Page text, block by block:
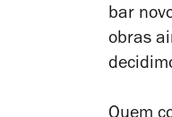
bar
obras